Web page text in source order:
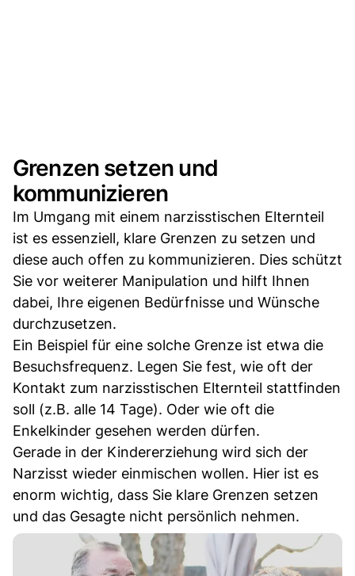
Grenzen setzen und
kommunizieren
Im Umgang mit einem narzisstischen Elternteil
ist es essenziell, klare Grenzen zu setzen und
diese auch offen zu kommunizieren. Dies schützt
Sie vor weiterer Manipulation und hilft Ihnen
dabei, Ihre eigenen Bedürfnisse und Wünsche
durchzusetzen.
Ein Beispiel für eine solche Grenze ist etwa die
Besuchsfrequenz. Legen Sie fest, wie oft der
Kontakt zum narzisstischen Elternteil stattfinden
soll (z.B. alle 14 Tage). Oder wie oft die
Enkelkinder gesehen werden dürfen.
Gerade in der Kindererziehung wird sich der
Narzisst wieder einmischen wollen. Hier ist es
enorm wichtig, dass Sie klare Grenzen setzen
und das Gesagte nicht persönlich nehmen.